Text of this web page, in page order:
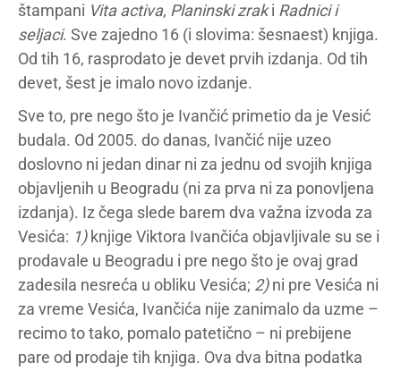
štampani Vita activa, Planinski zraki Radnici i
seljaci. Sve zajedno 16 (i slovima: šesnaest) knjiga.
Od tih 16, rasprodato je devet prvih izdanja. Od tih
devet, šest je imalo novo izdanje.
Sve to, pre nego što je Ivančić primetio da je Vesić
budala. Od 2005. do danas, Ivančić nije uzeo
doslovno ni jedan dinar ni za jednu od svojih knjiga
objavljenih u Beogradu (ni za prva ni za ponovljena
izdanja). Iz čega slede barem dva važna izvoda za
Vesića: 1)knjige Viktora Ivančića objavljivale su se i
prodavale u Beogradu i pre nego što je ovaj grad
zadesila nesreća u obliku Vesića; 2)ni pre Vesića ni
za vreme Vesića, Ivančića nije zanimalo da uzme –
recimo to tako, pomalo patetično – ni prebijene
pare od prodaje tih knjiga. Ova dva bitna podatka